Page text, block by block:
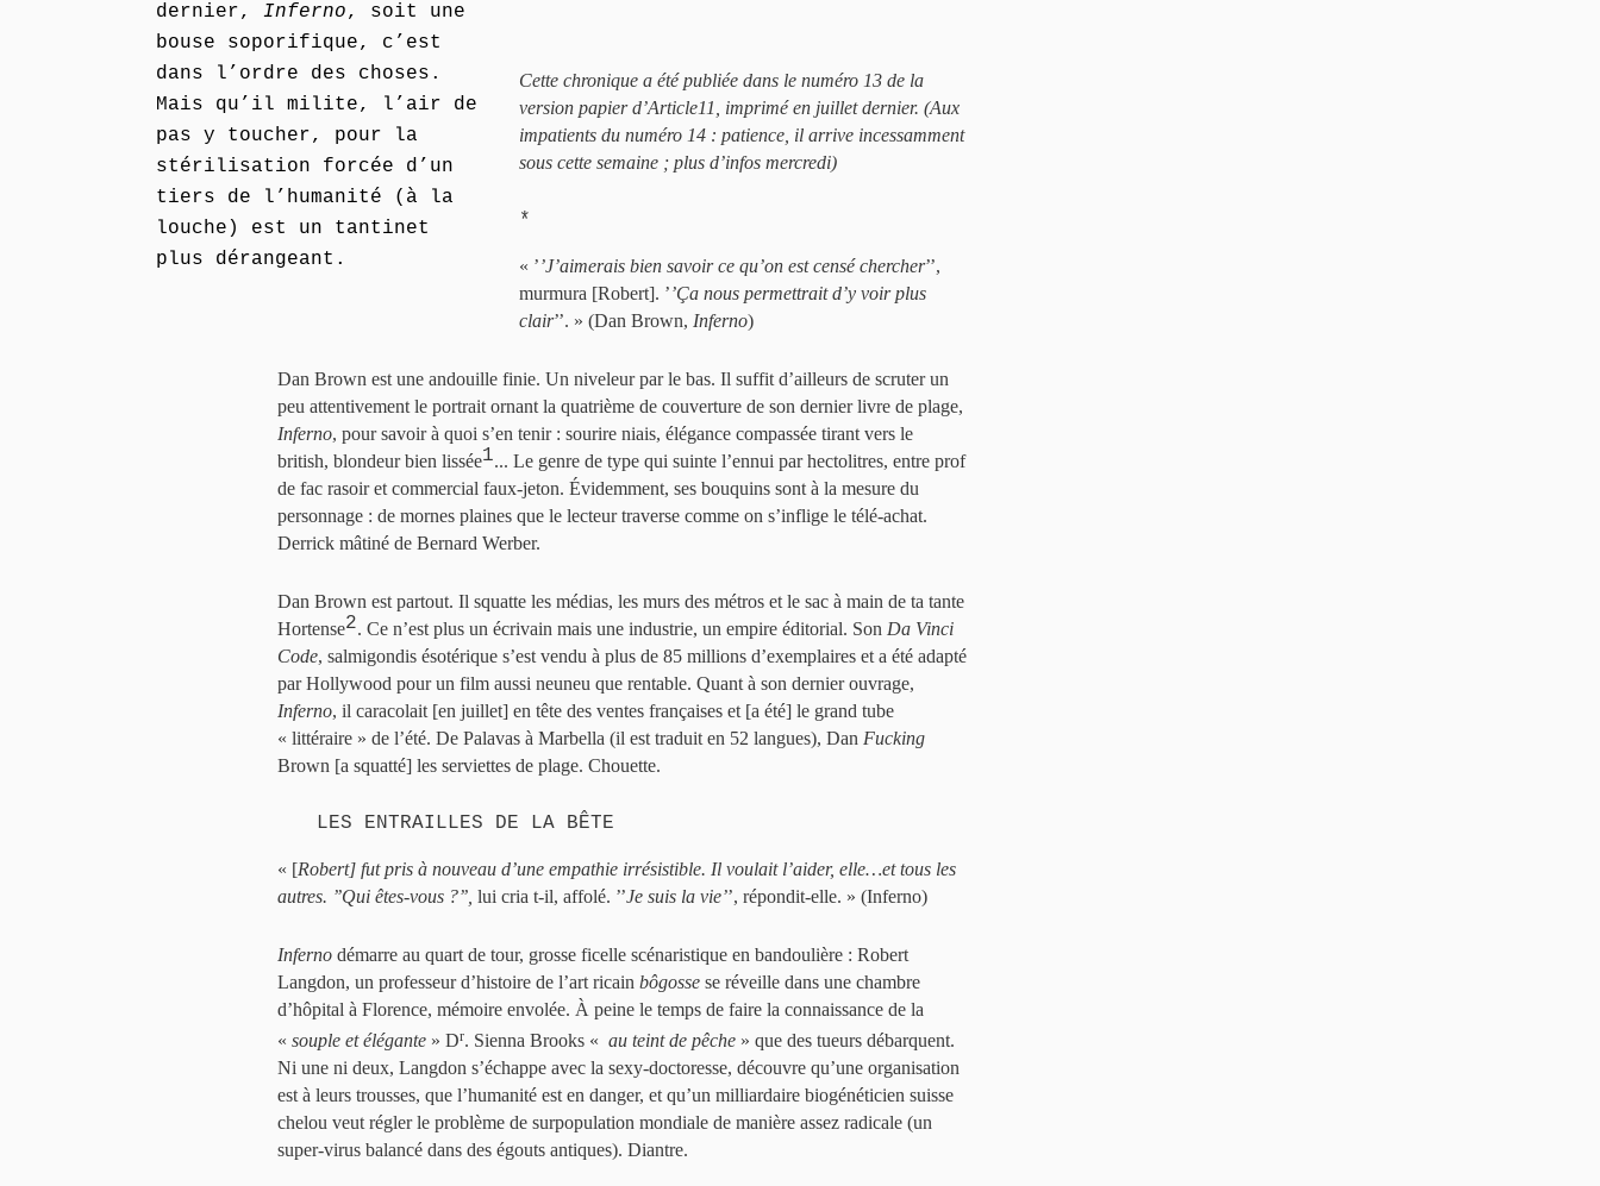
dernier, Inferno, soit une
bouse soporifique, c’est
dans l’ordre des choses.
Mais qu’il milite, l’air de
pas y toucher, pour la
stérilisation forcée d’un
tiers de l’humanité (à la
louche) est un tantinet
plus dérangeant.
Cette chronique a été publiée dans le numéro 13 de la
version papier d’Article11, imprimé en juillet dernier. (Aux
impatients du numéro 14 : patience, il arrive incessamment
sous cette semaine ; plus d’infos mercredi)
*
« ’’J’aimerais bien savoir ce qu’on est censé chercher’’,
murmura [Robert]. ’’Ça nous permettrait d’y voir plus
clair’’. » (Dan Brown, Inferno)
Dan Brown est une andouille finie. Un niveleur par le bas. Il suffit d’ailleurs de scruter un
peu attentivement le portrait ornant la quatrième de couverture de son dernier livre de plage,
Inferno, pour savoir à quoi s’en tenir : sourire niais, élégance compassée tirant vers le
british, blondeur bien lissée1... Le genre de type qui suinte l’ennui par hectolitres, entre prof
de fac rasoir et commercial faux-jeton. Évidemment, ses bouquins sont à la mesure du
personnage : de mornes plaines que le lecteur traverse comme on s’inflige le télé-achat.
Derrick mâtiné de Bernard Werber.
Dan Brown est partout. Il squatte les médias, les murs des métros et le sac à main de ta tante
Hortense2. Ce n’est plus un écrivain mais une industrie, un empire éditorial. Son Da Vinci
Code, salmigondis ésotérique s’est vendu à plus de 85 millions d’exemplaires et a été adapté
par Hollywood pour un film aussi neuneu que rentable. Quant à son dernier ouvrage,
Inferno, il caracolait [en juillet] en tête des ventes françaises et [a été] le grand tube
« littéraire » de l’été. De Palavas à Marbella (il est traduit en 52 langues), Dan Fucking
Brown [a squatté] les serviettes de plage. Chouette.
LES ENTRAILLES DE LA BÊTE
« [Robert] fut pris à nouveau d’une empathie irrésistible. Il voulait l’aider, elle…et tous les
autres. ’’Qui êtes-vous ?’’, lui cria t-il, affolé. ’’Je suis la vie’’, répondit-elle. » (Inferno)
Inferno démarre au quart de tour, grosse ficelle scénaristique en bandoulière : Robert
Langdon, un professeur d’histoire de l’art ricain bôgosse se réveille dans une chambre
d’hôpital à Florence, mémoire envolée. À peine le temps de faire la connaissance de la
« souple et élégante » Dr. Sienna Brooks « au teint de pêche » que des tueurs débarquent.
Ni une ni deux, Langdon s’échappe avec la sexy-doctoresse, découvre qu’une organisation
est à leurs trousses, que l’humanité est en danger, et qu’un milliardaire biogénéticien suisse
chelou veut régler le problème de surpopulation mondiale de manière assez radicale (un
super-virus balancé dans des égouts antiques). Diantre.